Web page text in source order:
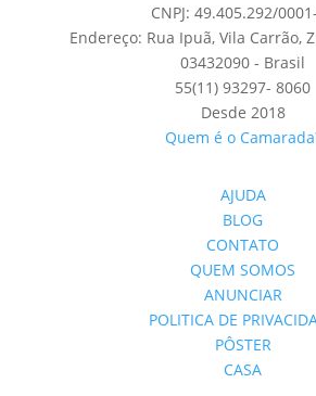
CNPJ: 49.405.292/
Endereço: Rua Ipuã, Vila Carrão,
03432090 - Brasil
55(11) 93297- 8060
Desde 2018
Quem é o
AJUDA
BLOG
CONTATO
QUEM SOMOS
ANUNCIAR
POLITICA DE
PÔSTER
CASA